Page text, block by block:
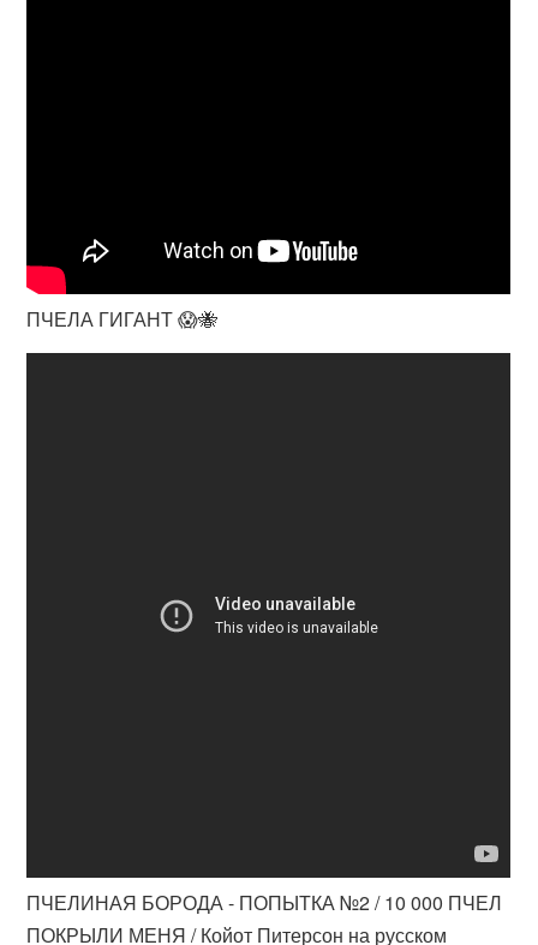
ПЧЕЛА ГИГАНТ 😱🐝
ПЧЕЛИНАЯ БОРОДА - ПОПЫТКА №2 / 10 000 ПЧЕЛ
ПОКРЫЛИ МЕНЯ / Койот Питерсон на русском